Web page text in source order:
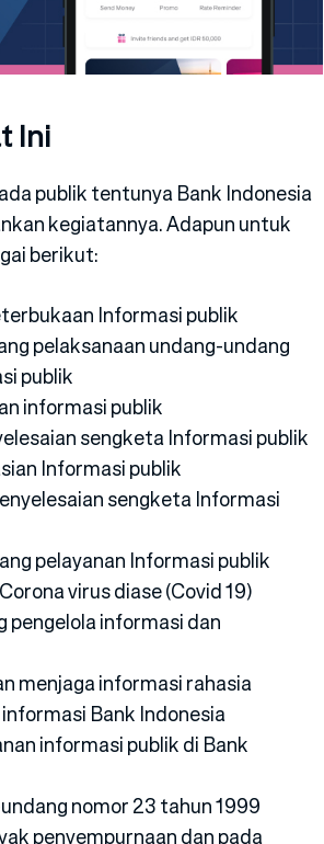
Ini
publik tentunya Bank Indonesia
kegiatannya. Adapun untuk
berikut:
Informasi publik
pelaksanaan undang-undang
publik
informasi publik
sengketa Informasi publik
Informasi publik
sengketa Informasi
pelayanan Informasi publik
virus diase (Covid 19)
informasi dan
menjaga informasi rahasia
Bank Indonesia
informasi publik di Bank
nomor 23 tahun 1999
penyempurnaan dan pada